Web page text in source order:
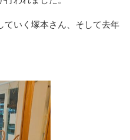
ていく塚本さん、そして去年